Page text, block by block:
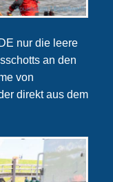
nur die leere
an den
von
direkt aus dem